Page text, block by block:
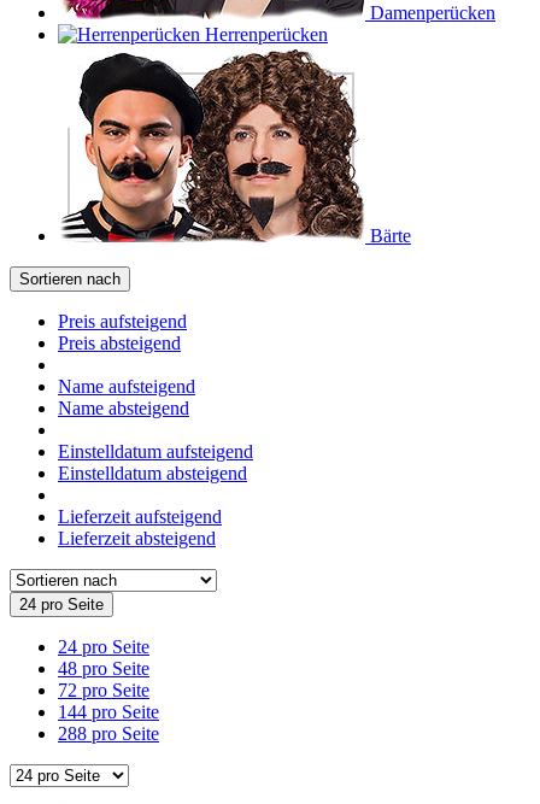
Damenperücken
Herrenperücken
Bärte
Sortieren nach
Preis aufsteigend
Preis absteigend
Name aufsteigend
Name absteigend
Einstelldatum aufsteigend
Einstelldatum absteigend
Lieferzeit aufsteigend
Lieferzeit absteigend
24 pro Seite
24 pro Seite
48 pro Seite
72 pro Seite
144 pro Seite
288 pro Seite